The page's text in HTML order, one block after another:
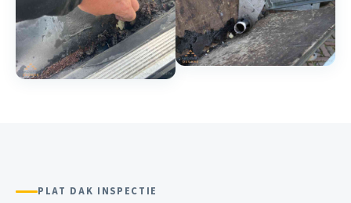
PLAT DAK INSPECTIE